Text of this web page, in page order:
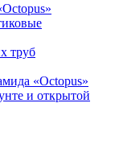
труб
«Octopus»
и открытой